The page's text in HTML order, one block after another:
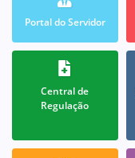
Portal do Servidor
Central de
Regulação